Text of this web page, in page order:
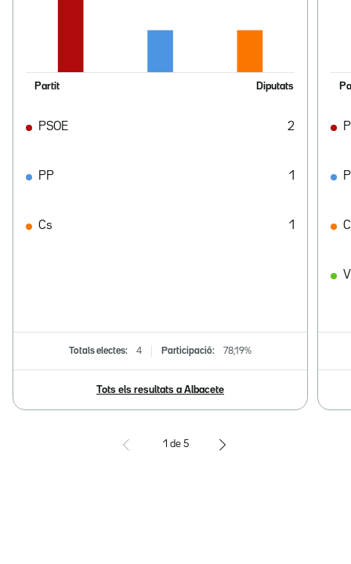
Partit Diputats
PSOE 2
PP 1
Cs 1
Totals electes: 4 Participació: 78,19%
Tots els resultats a Albacete
1 de 5